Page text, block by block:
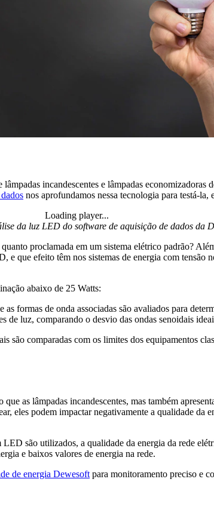
incandescentes e lâmpadas economizadoras
nos aprofundamos nessa tecnologia para testá-
Loading player...
da luz LED do software de aquisição de dados da
proclamada em um sistema elétrico padrão?
que efeito têm nos sistemas de energia com tensão
abaixo de 25 Watts:
formas de onda associadas são avaliados para
de luz, comparando o desvio das ondas senoidais
são comparadas com os limites dos equipamentos
as lâmpadas incandescentes, mas também
eles podem impactar negativamente a qualidade da
são utilizados, a qualidade da energia da rede
e baixos valores de energia na rede.
de energia Dewesoft para monitoramento preciso e